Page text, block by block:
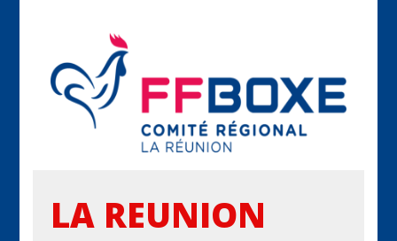
LA REUNION